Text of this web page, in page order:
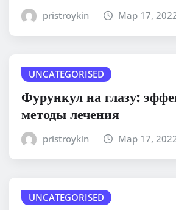
pristroykin_ Мар 17,
UNCATEGORISED
Фурункул на глазу:
методы лечения
pristroykin_ Мар 17,
UNCATEGORISED